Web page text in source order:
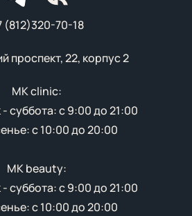
(812)320-70-18
проспект, 22, корпус 2
MK clinic:
суббота: с 9:00 до 21:00
с 10:00 до 20:00
MK beauty:
суббота: с 9:00 до 21:00
с 10:00 до 20:00